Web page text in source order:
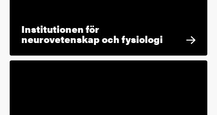
Institutionen för
neurovetenskap och fysiologi